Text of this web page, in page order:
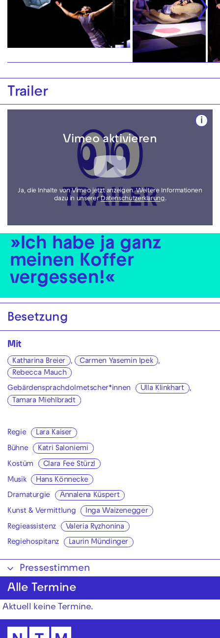
Trailer
Vimeo aktivieren
i
Ja, die Inhalte von Vimeo jetzt anzeigen. Weitere Informationen
dazu in unsererDatenschutzerklärung.
Ich habe ja ganz
meinen Koffer
vergessen!
Besetzung
Mit
Katharina Breier , Carmen Yasemin Ipek
,
Rebecca Mauch
Gebärdensprachdolmetscher*innen Ulla Klinkhart
,
Tamara Miehlbradt
Regie Lara Kaiser
Bühne Katri Saloniemi
Kostüm Clara Fee Stürzl
Musik Hans Könnecke
Dramaturgie Annalena Küspert
Kunst & Vermittlung Inga Waizenegger
Regieassistenz Valeria Ryzhonina
Regiehospitanz Laurin Mündinger
Pressestimmen
Alle Termine
Aktuell keine Termine.